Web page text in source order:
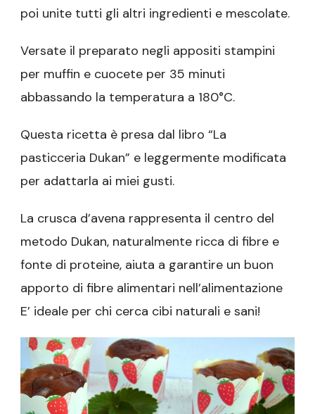
poi unite tutti gli altri ingredienti e mescolate.
Versate il preparato negli appositi stampini
per muffin e cuocete per 35 minuti
abbassando la temperatura a 180°C.
Questa ricetta è presa dal libro “La
pasticceria Dukan” e leggermente modificata
per adattarla ai miei gusti.
La crusca d’avena rappresenta il centro del
metodo Dukan, naturalmente ricca di fibre e
fonte di proteine​​, aiuta a garantire un buon
apporto di fibre alimentari nell’alimentazione
E’ ideale per chi cerca cibi naturali e sani!